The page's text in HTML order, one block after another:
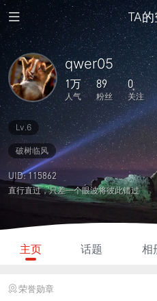
TA
qwer05
1万
人气
89
粉丝
0
关注
96
主题
593
回复
0
日
89
粉丝 关注
0
说说
Lv.6
破树临风
UID: 115862
直行直过，只差一个眼波将彼此错过
主页 话题 相
荣誉勋章